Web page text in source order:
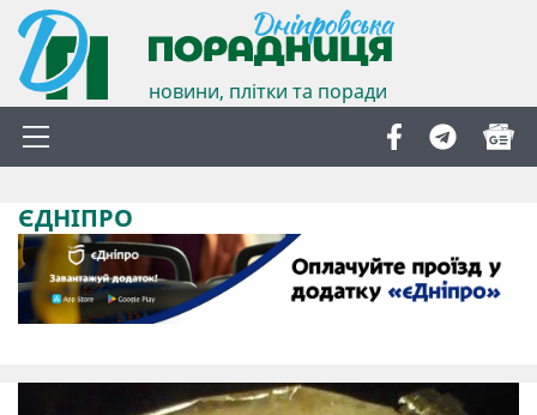
новини, плітки та поради
ЄДНІПРО